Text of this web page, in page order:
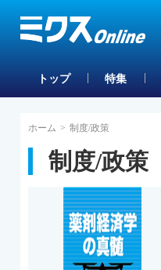
トップ 特集
ホーム > 制度/政策
制度/政策